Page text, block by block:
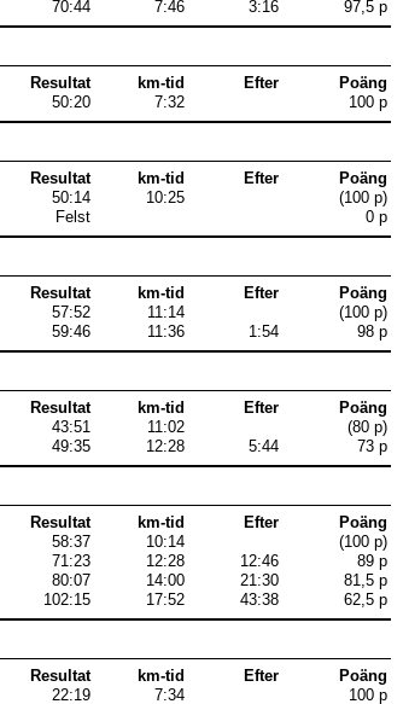
70:44 7:46 3:16 97,5 p
Resultat km-tid Efter
Poäng
50:20 7:32 100 p
Resultat km-tid Efter
Poäng
50:14 10:25
(100 p)
Felst 0 p
Resultat km-tid Efter
Poäng
57:52 11:14
(100 p)
59:46 11:36 1:54 98 p
Resultat km-tid Efter
Poäng
43:51 11:02
(80 p)
49:35 12:28 5:44 73 p
Resultat km-tid Efter
Poäng
58:37 10:14
(100 p)
71:23 12:28 12:46
89 p
80:07 14:00 21:30
81,5 p
102:15 17:52 43:38 62,5 p
Resultat km-tid Efter
Poäng
22:19 7:34 100 p